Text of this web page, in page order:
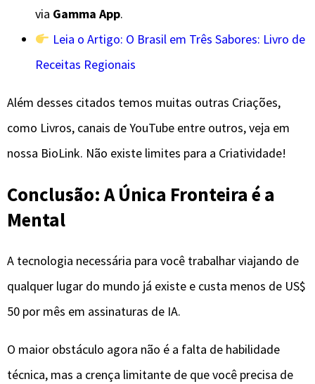
via Gamma App.
Leia o Artigo: O Brasil em Três Sabores: Livro de
Receitas Regionais
Além desses citados temos muitas outras Criações,
como Livros, canais de YouTube entre outros, veja em
nossa BioLink. Não existe limites para a Criatividade!
Conclusão: A Única Fronteira é a
Mental
​A tecnologia necessária para você trabalhar viajando de
qualquer lugar do mundo já existe e custa menos de US$
50 por mês em assinaturas de IA.
​O maior obstáculo agora não é a falta de habilidade
técnica, mas a crença limitante de que você precisa de